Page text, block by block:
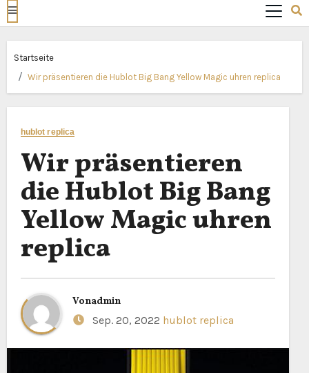
Startseite
Wir präsentieren die Hublot Big Bang Yellow Magic uhren replica
hublot replica
Wir präsentieren
die Hublot Big Bang
Yellow Magic uhren
replica
Vonadmin
Sep. 20, 2022 hublot replica